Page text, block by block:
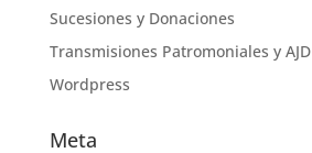
Sucesiones y Donaciones
Transmisiones Patromoniales y AJD
Wordpress
Meta